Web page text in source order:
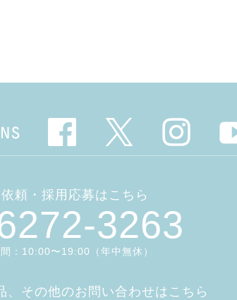
頼・採用応募はこちら
3263
：10:00〜19:00（年中無休）
、その他のお問い合わせはこちら